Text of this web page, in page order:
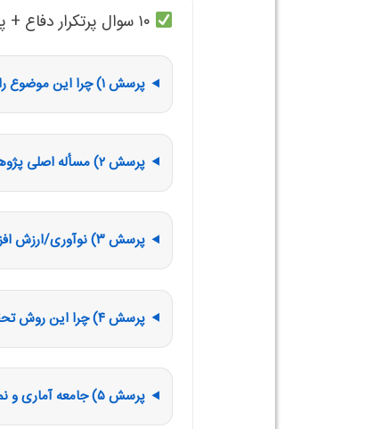
پرسش ۱) چرا این موضوع را انتخاب کردید؟
پرسش ۲) مسأله اصلی پژوهش شما چیست و چه تفاوتی با عنوان دارد؟
پرسش ۳) نوآوری/ارزش افزوده پژوهش شما چیست؟
پرسش ۴) چرا این روش تحقیق را انتخاب کردید؟ گزینه‌های دیگر چه بود؟
پرسش ۵) جامعه آماری و نمونه چرا این است؟ حجم نمونه چطور تعیین شد؟